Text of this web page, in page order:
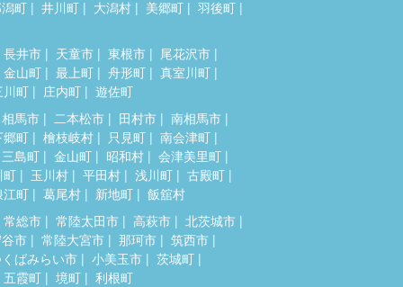
町
井川町 大潟村 美郷町 羽後町
長井市 天童市 東根市
尾花沢市
金山町
最上町 舟形町
真室川町
川町
庄内町
遊佐町
相馬市
二本松市 田村市
南相馬市
郷町
檜枝岐村 只見町
南会津町
三島町
金山町 昭和村
会津美里町
町
玉川村 平田村 浅川町
古殿町
江町
葛尾村 新地町
飯舘村
常総市
常陸太田市 高萩市
北茨城市
市
常陸大宮市 那珂市
筑西市
ばみらい市
小美玉市
茨城町
五霞町
境町
利根町